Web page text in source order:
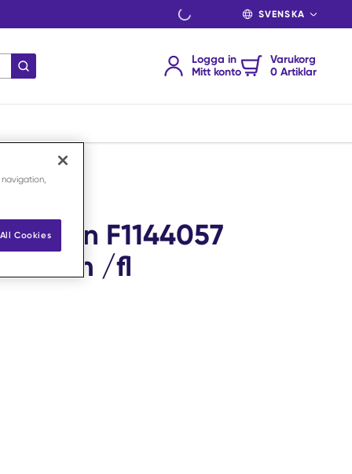
SPRÅK
Skicka sökning
Logga in
Mitt konto
Varukorg
0 Artiklar
Braun F1144057
100 m /fl
Cookies